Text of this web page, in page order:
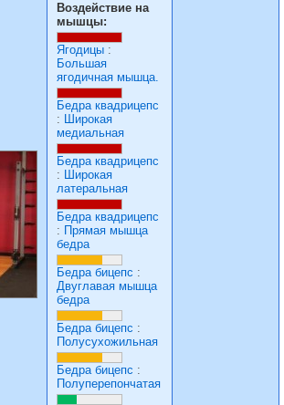
Воздействие на
мышцы:
Ягодицы :
Большая
ягодичная мышца.
Бедра квадрицепс
: Широкая
медиальная
Бедра квадрицепс
: Широкая
латеральная
Бедра квадрицепс
: Прямая мышца
бедра
Бедра бицепс :
Двуглавая мышца
бедра
Бедра бицепс :
Полусухожильная
Бедра бицепс :
Полуперепончатая